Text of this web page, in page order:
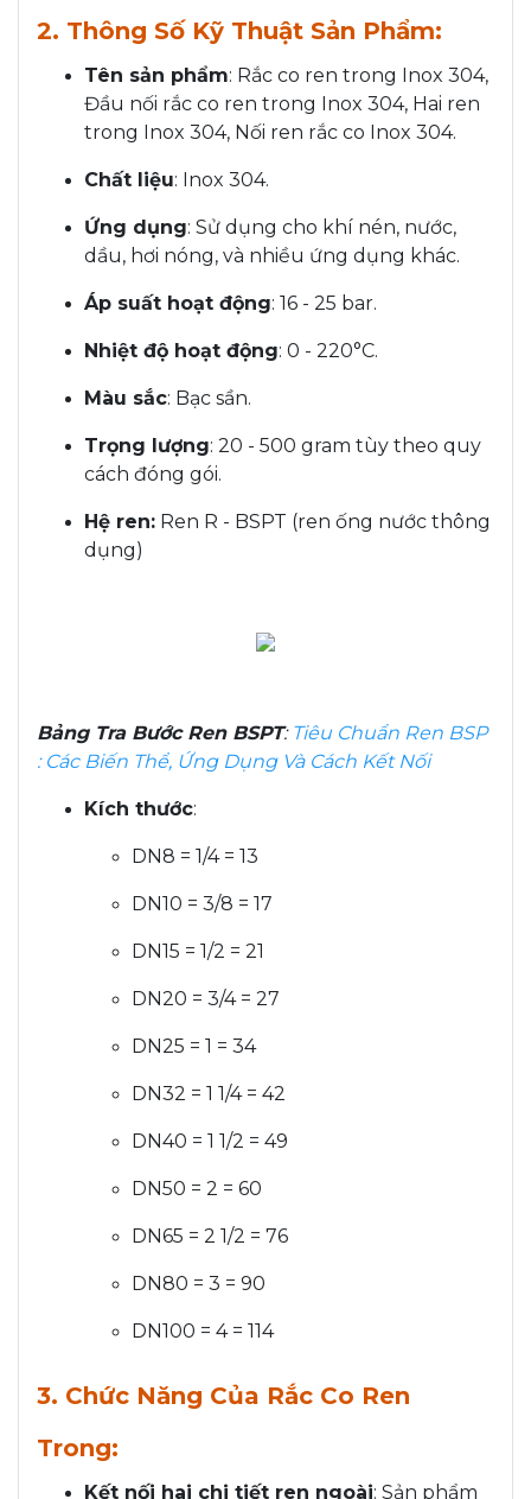
2. Thông Số Kỹ Thuật Sản Phẩm:
Tên sản phẩm: Rắc co ren trong Inox 304,
Đầu nối rắc co ren trong Inox 304, Hai ren
trong Inox 304, Nối ren rắc co Inox 304.
Chất liệu: Inox 304.
Ứng dụng: Sử dụng cho khí nén, nước,
dầu, hơi nóng, và nhiều ứng dụng khác.
Áp suất hoạt động: 16 - 25 bar.
Nhiệt độ hoạt động: 0 - 220°C.
Màu sắc: Bạc sần.
Trọng lượng: 20 - 500 gram tùy theo quy
cách đóng gói.
Hệ ren: Ren R - BSPT (ren ống nước thông
dụng)
Bảng Tra Bước Ren BSPT: Tiêu Chuẩn Ren BSP
: Các Biến Thể, Ứng Dụng Và Cách Kết Nối
Kích thước:
DN8 = 1/4 = 13
DN10 = 3/8 = 17
DN15 = 1/2 = 21
DN20 = 3/4 = 27
DN25 = 1 = 34
DN32 = 1 1/4 = 42
DN40 = 1 1/2 = 49
DN50 = 2 = 60
DN65 = 2 1/2 = 76
DN80 = 3 = 90
DN100 = 4 = 114
3. Chức Năng Của Rắc Co Ren
Trong:
Kết nối hai chi tiết ren ngoài: Sản phẩm